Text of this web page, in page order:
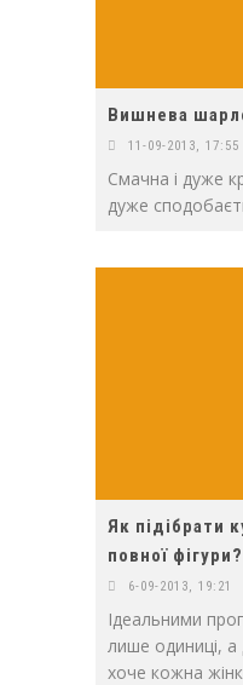
Вишнева
11-09-2013, 17:55
Смачна і дуже
дуже
Як підібрати
повної фігури?
6-09-2013, 19:21
Ідеальними
лише одиниці,
хоче кожна